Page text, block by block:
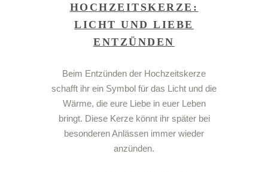
HOCHZEITSKERZE:
LICHT UND LIEBE
ENTZÜNDEN
Beim Entzünden der Hochzeitskerze
schafft ihr ein Symbol für das Licht und die
Wärme, die eure Liebein euer Leben
bringt. Diese Kerze könnt ihr später bei
besonderen Anlässen immer wieder
anzünden.